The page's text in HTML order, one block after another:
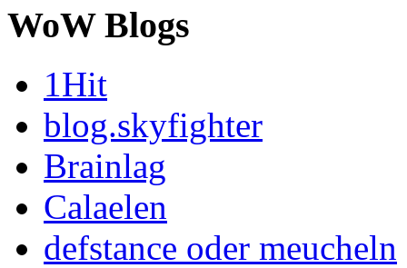
WoW Blogs
1Hit
blog.skyfighter
Brainlag
Calaelen
defstance oder meucheln